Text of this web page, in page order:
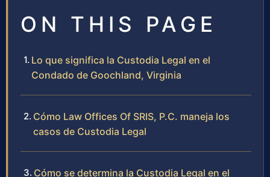
ON THIS PAGE
Lo que significa la Custodia Legal en el
Condado de Goochland, Virginia
Cómo Law Offices Of SRIS, P.C. maneja los
casos de Custodia Legal
Cómo se determina la Custodia Legal en el